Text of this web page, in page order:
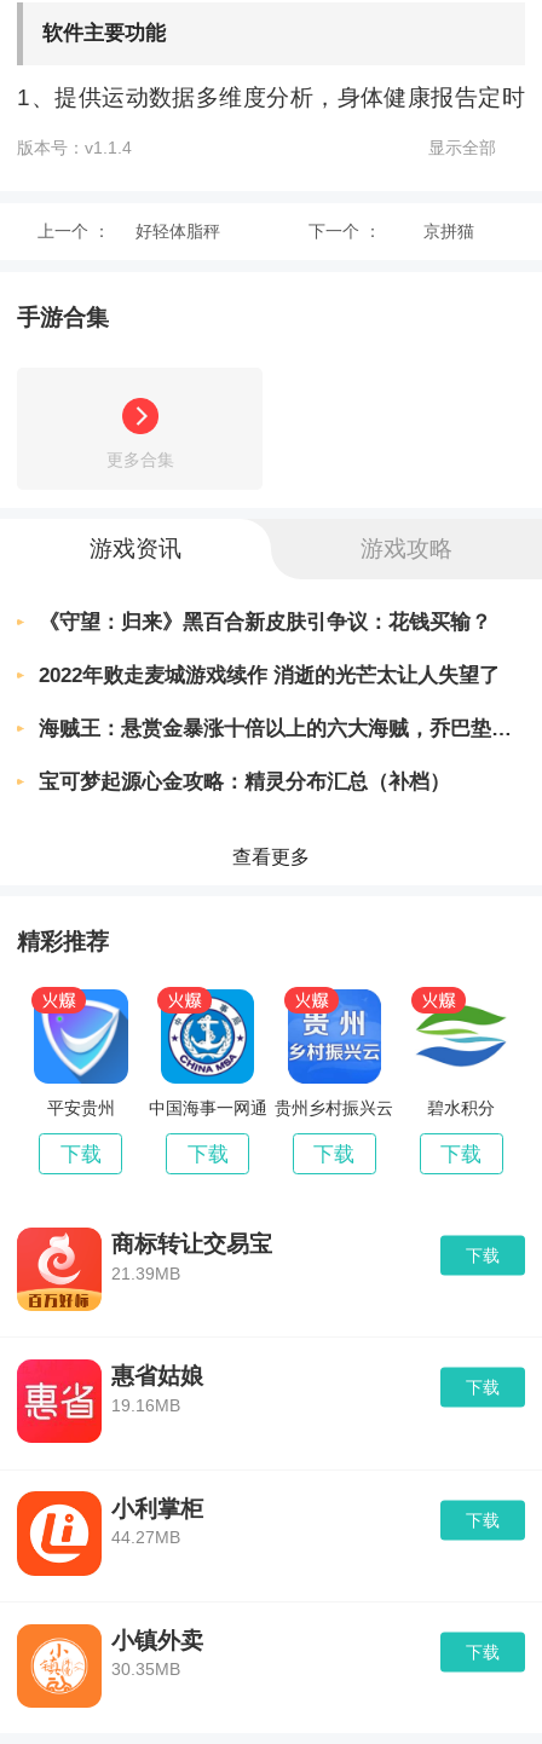
软件主要功能
1、提供运动数据多维度分析，身体健康报告定时
软件优势
形式演示了教学。
现健康减肥的目标。
3、为运动带来新的视觉体验，可以改善骨盆的修
复，改善自己的膀胱功能。
4、持续的训练计划将为您收获新的人生，生成自
己的训练计划。
1、它支持实时指导和矫正运动健身姿态，不同姿
2、可以随时来学习健康知识、学会自己的身材规
划都可以到这里来。
版本号：v1.1.4 显示全部
上一个 ： 好轻体脂秤 下一个 ： 京拼猫
手游合集
更多合集
游戏资讯 游戏攻略
《守望：归来》黑百合新皮肤引争议：花钱买输？
2022年败走麦城游戏续作 消逝的光芒太让人失望了
海贼王：悬赏金暴涨十倍以上的六大海贼，乔巴垫底，巴基只能第2
宝可梦起源心金攻略：精灵分布汇总（补档）
查看更多
精彩推荐
平安贵州
下载
中国海事一网通
下载
贵州乡村振兴云
下载
碧水积分
下载
商标转让交易宝
21.39MB
下载
惠省姑娘
19.16MB
下载
小利掌柜
44.27MB
下载
小镇外卖
30.35MB
下载